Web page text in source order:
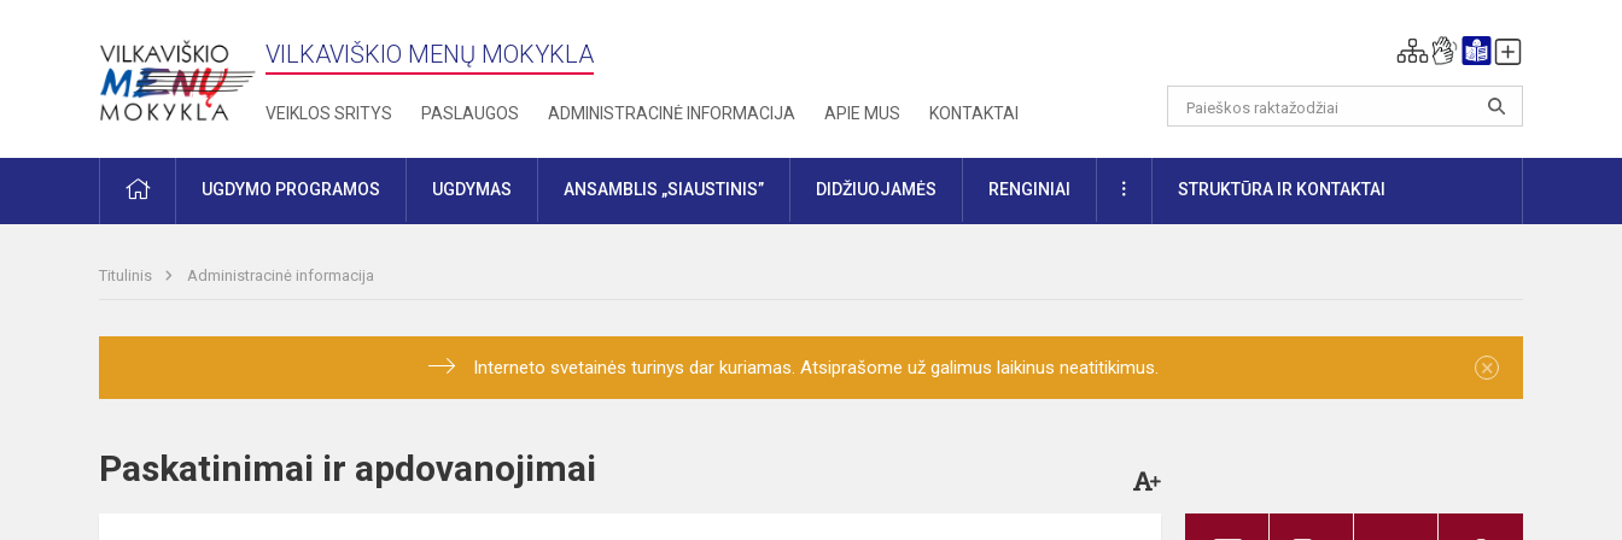
VILKAVIŠKIO MENŲ MOKYKLA
VEIKLOS SRITYS PASLAUGOS ADMINISTRACINĖ INFORMACIJA APIE MUS KONTAKTAI
PRADŽIAUGDYMO PROGRAMOS UGDYMAS ANSAMBLIS „SIAUSTINIS” DIDŽIUOJAMĖS RENGINIAI DAUGIAUSTRUKTŪRA IR KONTAKTAI
Titulinis Administracinė informacija
Interneto svetainės turinys dar kuriamas. Atsiprašome už galimus laikinus neatitikimus. ×
Paskatinimai ir apdovanojimai